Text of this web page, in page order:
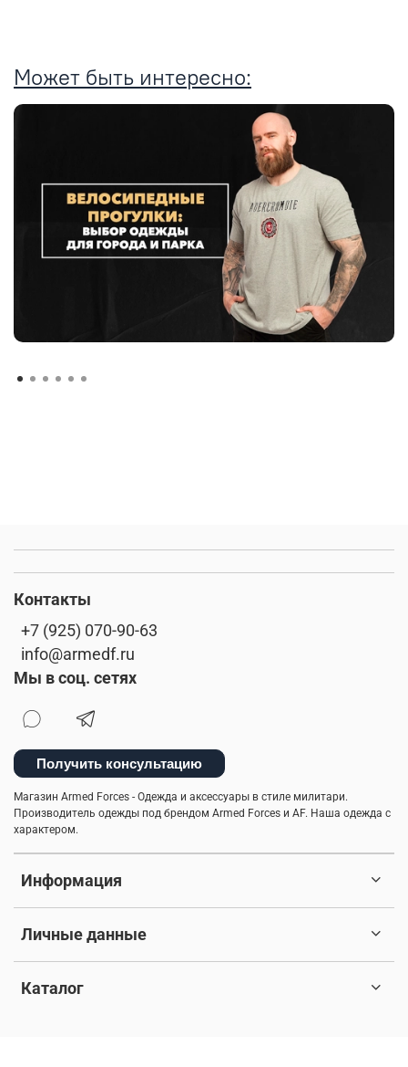
Может быть интересно:
Информация
Личные данные
Каталог
Контакты
+7 (925) 070-90-63
info@armedf.ru
Мы в соц. сетях
Получить консультацию
Магазин Armed Forces - Одежда и аксессуары в стиле милитари.
Производитель одежды под брендом Armed Forces и AF. Наша одежда с
характером.